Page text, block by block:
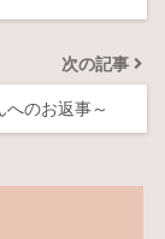
次の記事
のお返事～